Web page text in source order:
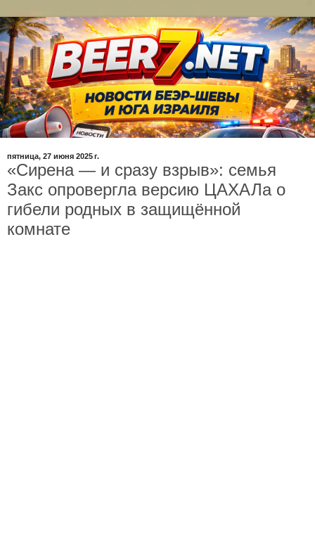
пятница, 27 июня 2025 г.
«Сирена — и сразу взрыв»: семья
Закс опровергла версию ЦАХАЛа о
гибели родных в защищённой
комнате